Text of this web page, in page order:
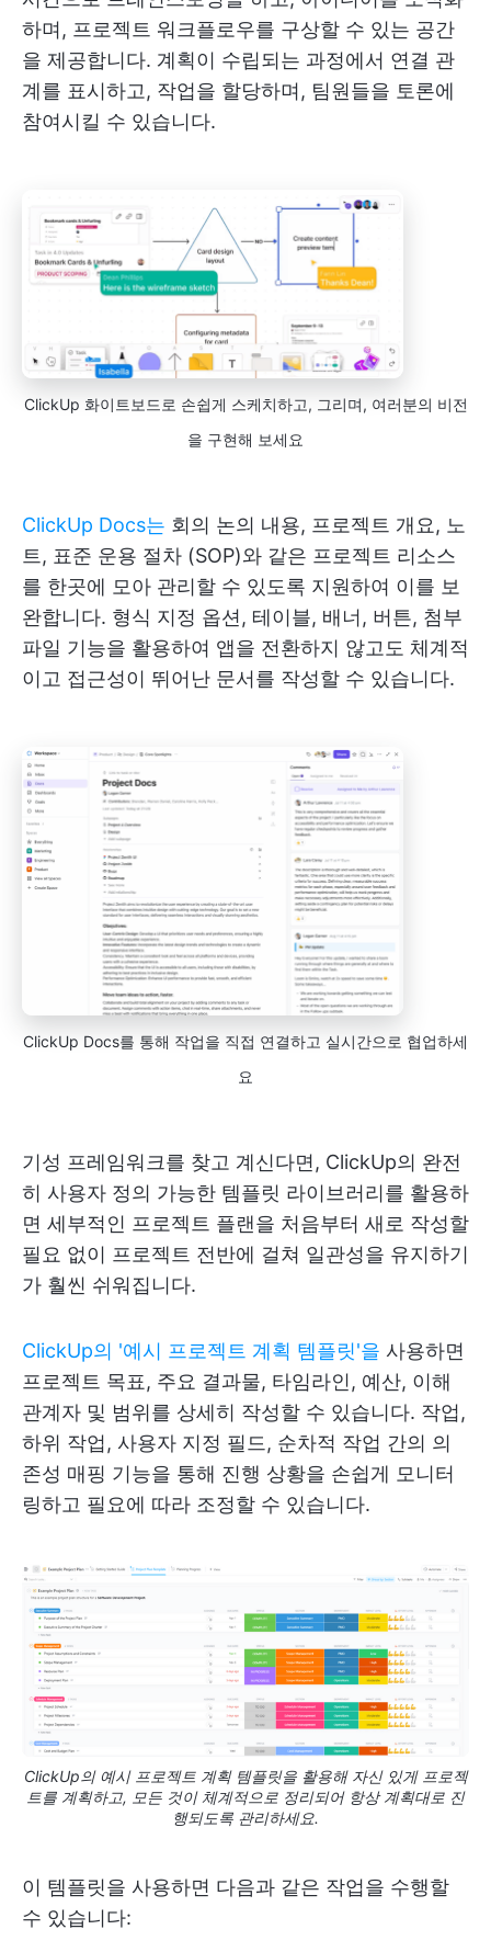
하며, 프로젝트 워크플로우를 구상할 수 있는 공간
을 제공합니다. 계획이 수립되는 과정에서 연결 관
계를 표시하고, 작업을 할당하며, 팀원들을 토론에
참여시킬 수 있습니다.
ClickUp 화이트보드로 손쉽게 스케치하고, 그리며, 여러분의 비전
을 구현해 보세요
ClickUp Docs는 회의 논의 내용, 프로젝트 개요, 노
트, 표준 운용 절차 (SOP)와 같은 프로젝트 리소스
를 한곳에 모아 관리할 수 있도록 지원하여 이를 보
완합니다. 형식 지정 옵션, 테이블, 배너, 버튼, 첨부
파일 기능을 활용하여 앱을 전환하지 않고도 체계적
이고 접근성이 뛰어난 문서를 작성할 수 있습니다.
ClickUp Docs를 통해 작업을 직접 연결하고 실시간으로 협업하세
요
기성 프레임워크를 찾고 계신다면, ClickUp의 완전
히 사용자 정의 가능한 템플릿 라이브러리를 활용하
면 세부적인 프로젝트 플랜을 처음부터 새로 작성할
필요 없이 프로젝트 전반에 걸쳐 일관성을 유지하기
가 훨씬 쉬워집니다.
ClickUp의 '예시 프로젝트 계획 템플릿'을 사용하면
프로젝트 목표, 주요 결과물, 타임라인, 예산, 이해
관계자 및 범위를 상세히 작성할 수 있습니다. 작업,
하위 작업, 사용자 지정 필드, 순차적 작업 간의 의
존성 매핑 기능을 통해 진행 상황을 손쉽게 모니터
링하고 필요에 따라 조정할 수 있습니다.
ClickUp의 예시 프로젝트 계획 템플릿을 활용해 자신 있게 프로젝
트를 계획하고, 모든 것이 체계적으로 정리되어 항상 계획대로 진
행되도록 관리하세요.
이 템플릿을 사용하면 다음과 같은 작업을 수행할
수 있습니다: